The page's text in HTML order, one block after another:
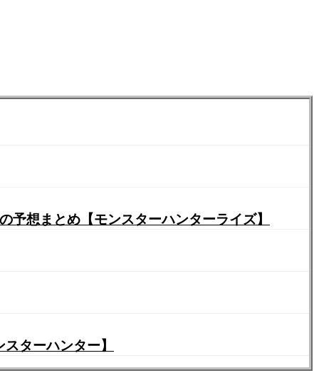
予想まとめ【モンスターハンターライズ】
ターハンター】